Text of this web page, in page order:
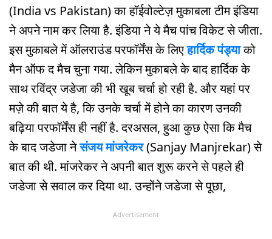
(India vs Pakistan) का हॉईवोल्टेज़ मुकाबला टीम इंडिया
ने अपने नाम कर लिया है. इंडिया ने ये मैच पांच विकेट से जीता.
इस मुकाबले में ऑलराउंड परफॉर्मेंस के लिएहार्दिक पंड्याको
मैन ऑफ द मैच चुना गया. लेकिन मुकाबले के बाद हार्दिक के
साथ रविंद्र जडेजा की भी खूब चर्चा हो रही है. और यहां पर
मज़े की बात ये है, कि उनके चर्चा में होने का कारण उनकी
बढ़िया परफॉर्मेंस ही नहीं है. दरअसल, हुआ कुछ ऐसा कि मैच
के बाद जडेजा नेसंजय मांजरेकर(Sanjay Manjrekar) से
बात की थी. मांजरेकर ने अपनी बात शुरू करने से पहले ही
जडेजा से सवाल कर दिया था. उन्होंने जडेजा से पूछा,
Advertisement